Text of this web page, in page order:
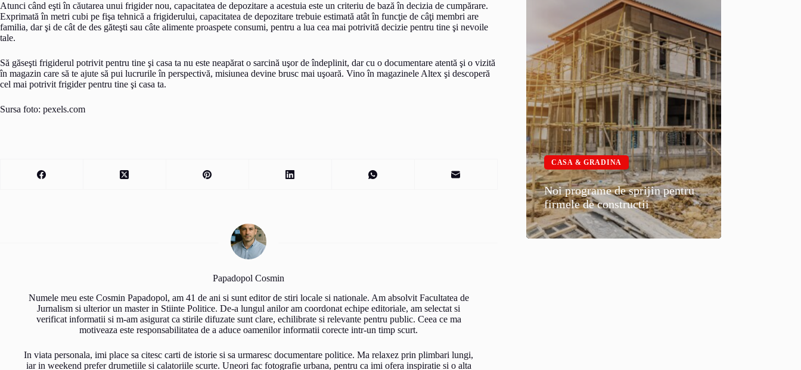
Atunci când eşti în căutarea unui frigider nou, capacitatea de depozitare a acestuia este un criteriu de bază în decizia de cumpărare.
Exprimată în metri cubi pe fişa tehnică a frigiderului, capacitatea de depozitare trebuie estimată atât în funcţie de câţi membri are
familia, dar şi de cât de des găteşti sau câte alimente proaspete consumi, pentru a lua cea mai potrivită decizie pentru tine şi nevoile
tale.
Să găseşti frigiderul potrivit pentru tine şi casa ta nu este neapărat o sarcină uşor de îndeplinit, dar cu o documentare atentă şi o vizită
în magazin care să te ajute să pui lucrurile în perspectivă, misiunea devine brusc mai uşoară. Vino în magazinele Altex şi descoperă
cel mai potrivit frigider pentru tine şi casa ta.
Sursa foto: pexels.com
Papadopol Cosmin
Numele meu este Cosmin Papadopol, am 41 de ani si sunt editor de stiri locale si nationale. Am absolvit Facultatea de
Jurnalism si ulterior un master in Stiinte Politice. De-a lungul anilor am coordonat echipe editoriale, am selectat si
verificat informatii si m-am asigurat ca stirile difuzate sunt clare, echilibrate si relevante pentru public. Ceea ce ma
motiveaza este responsabilitatea de a aduce oamenilor informatii corecte intr-un timp scurt.
In viata personala, imi place sa citesc carti de istorie si sa urmaresc documentare politice. Ma relaxez prin plimbari lungi,
iar in weekend prefer drumetiile si calatoriile scurte. Uneori fac fotografie urbana, pentru ca imi ofera inspiratie si o alta
CASA & GRADINA
Noi programe de sprijin pentru
firmele de constructii